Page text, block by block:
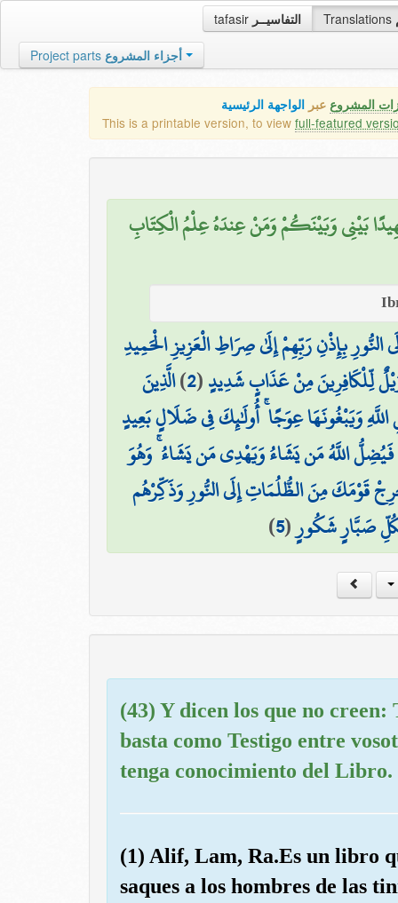
tafasir التفاسيــر Translations
Project parts أجزاء المشروع
المشروع عبر الواجهة الرئيسية
This is a printable version, to view full-featured
بَيْنِي وَبَيْنَكُمْ وَمَنْ عِندَهُ عِلْمُ الْكِتَابِ
بِإِذْنِ رَبِّهِمْ إِلَىٰ صِرَاطِ الْعَزِيزِ الْحَمِيدِ
لِّلْكَافِرِينَ مِنْ عَذَابٍ شَدِيدٍ(
2
)الَّذِينَ
وَيَبْغُونَهَا عِوَجًا ۚ أُولَٰئِكَ فِي ضَلَالٍ بَعِيدٍ
فَيُضِلُّ اللَّهُ مَن يَشَاءُ وَيَهْدِي مَن يَشَاءُ ۚ وَهُوَ
قَوْمَكَ مِنَ الظُّلُمَاتِ إِلَى النُّورِ وَذَكِّرْهُم
صَبَّارٍ شَكُورٍ(
5
)
(43) Y dicen los que no
basta como Testigo entre
tenga conocimiento del Libro.
(1) Alif, Lam, Ra.Es un libro
saques a los hombres de las